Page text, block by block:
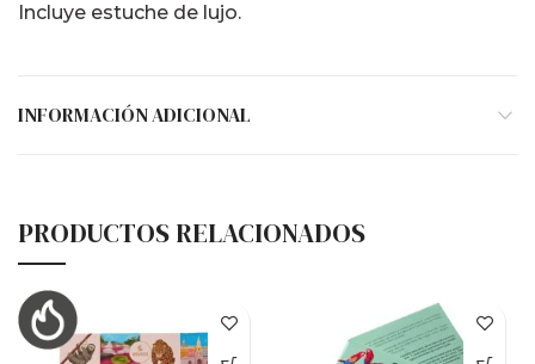
Incluye estuche de lujo.
INFORMACIÓN ADICIONAL
PRODUCTOS RELACIONADOS